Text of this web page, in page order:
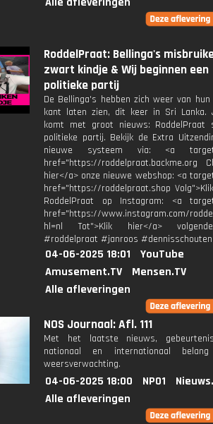
RoddelPraat: Bellinga's
zwart kindje & Wij beginnen een
politieke partij
De Bellinga's hebben zich weer van
kant laten zien, dit keer in Sri Lanka.
komt met groot nieuws: RoddelPraat
politieke partij. Bekijk de Extra
nieuwe systeem via: <a
href="https://roddelpraat.backme.org
hier</a> onze nieuwe webshop: <a
href="https://roddelpraat.shop
RoddelPraat op Instagram: <a
href="https://www.instagram.com/
hl=nl Tot">Klik hier</a>
#roddelpraat #janroos #dennisschouten
04-06-2025 18:01
YouTube
Amusement.TV
Mensen.TV
Alle afleveringen
NOS Journaal: Afl. 111
Met het laatste nieuws,
nationaal en internationaal
weersverwachting.
04-06-2025 18:00 NPO1
Alle afleveringen